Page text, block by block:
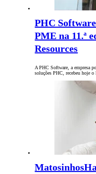
PHC
PME na 11.ª
Resources
A PHC Software, a empresa
soluções PHC, recebeu hoje